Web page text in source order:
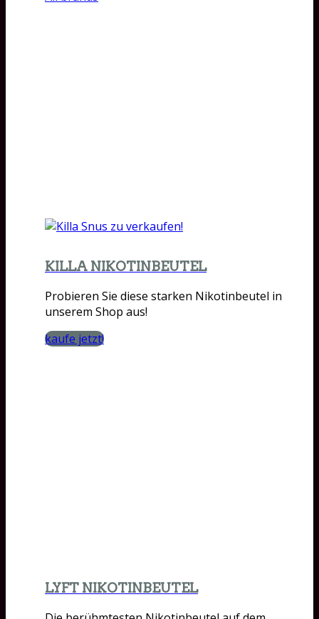
KILLA NIKOTINBEUTEL
Probieren Sie diese starken Nikotinbeutel in
unserem Shop aus!
kaufe jetzt!
LYFT NIKOTINBEUTEL